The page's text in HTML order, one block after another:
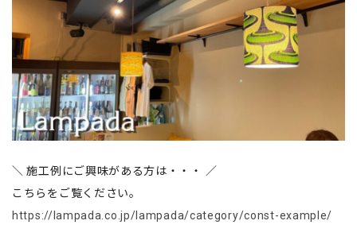
＼ 施工例にご興味がある方は・・・ ／
こちらをご覧ください。
https://lampada.co.jp/lampada/category/const-example/